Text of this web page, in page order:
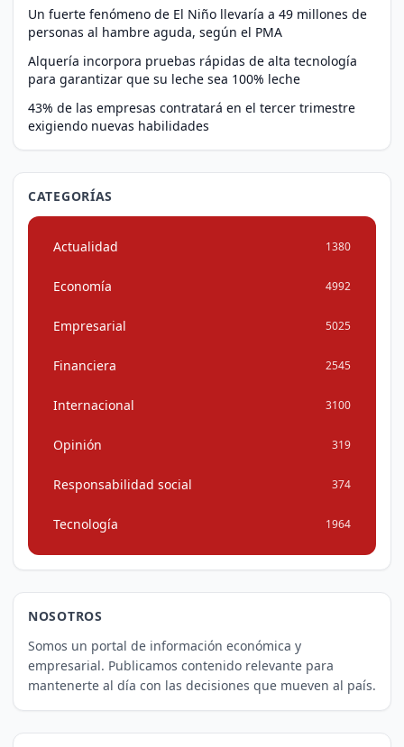
Un fuerte fenómeno de El Niño llevaría a 49 millones de
personas al hambre aguda, según el PMA
Alquería incorpora pruebas rápidas de alta tecnología
para garantizar que su leche sea 100% leche
43% de las empresas contratará en el tercer trimestre
exigiendo nuevas habilidades
CATEGORÍAS
Actualidad 1380
Economía 4992
Empresarial 5025
Financiera 2545
Internacional 3100
Opinión 319
Responsabilidad social 374
Tecnología 1964
NOSOTROS
Somos un portal de información económica y
empresarial. Publicamos contenido relevante para
mantenerte al día con las decisiones que mueven al país.